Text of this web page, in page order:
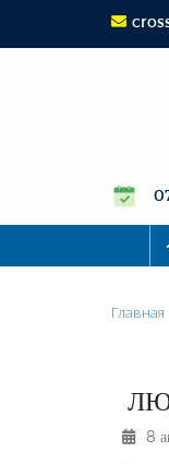
Главная
8